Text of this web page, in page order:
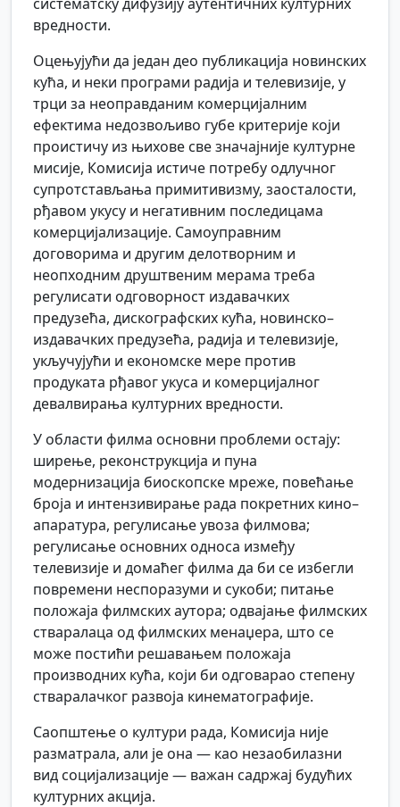
вредности.
Оцењујући да један део публикација новинских
кућа, и неки програми радија и телевизије, у
трци за неоправданим комерцијалним
ефектима недозвољиво губе критерије који
проистичу из њихове све значајније културне
мисије, Комисија истиче потребу одлучног
супротстављања примитивизму, заосталости,
рђавом укусу и негативним последицама
комерцијализације. Самоуправним
договорима и другим делотворним и
неопходним друштвеним мерама треба
регулисати одговорност издавачких
предузећа, дискографских кућа, новинско–
издавачких предузећа, радија и телевизије,
укључујући и економске мере против
продуката рђавог укуса и комерцијалног
девалвирања културних вредности.
У области филма основни проблеми остају:
ширење, реконструкција и пуна
модернизација биоскопске мреже, повећање
броја и интензивирање рада покретних кино–
апаратура, регулисање увоза филмова;
регулисање основних односа између
телевизије и домаћег филма да би се избегли
повремени неспоразуми и сукоби; питање
положаја филмских аутора; одвајање филмских
стваралаца од филмских менаџера, што се
може постићи решавањем положаја
производних кућа, који би одговарао степену
стваралачког развоја кинематографије.
Саопштење о култури рада, Комисија није
разматрала, али је она — као незаобилазни
вид социјализације — важан садржај будућих
културних акција.